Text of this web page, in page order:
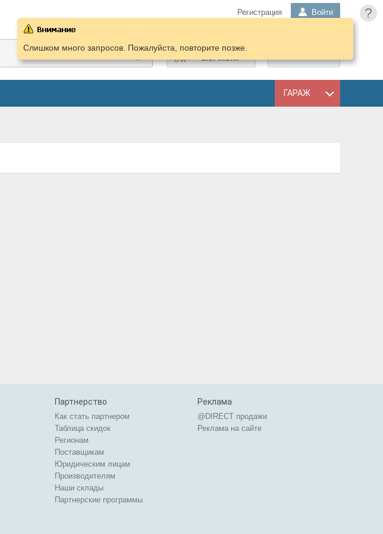
?
Регистрация Войти
ПОДОБРАТЬ
ЗАПЧАСТИ
ГАРАЖ
Слишком много запросов. Пожалуйста, повторите позже.
Партнерство
Как стать партнером
Таблица скидок
Регионам
Поставщикам
Юридическим лицам
Производителям
Наши склады
Партнерские программы
Реклама
@DIRECT продажи
Реклама на сайте